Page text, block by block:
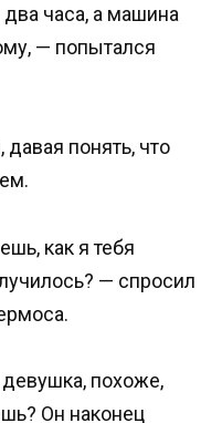
два часа, а машина
— попытался
давая понять, что
как я тебя
— спросил
похоже,
Он наконец